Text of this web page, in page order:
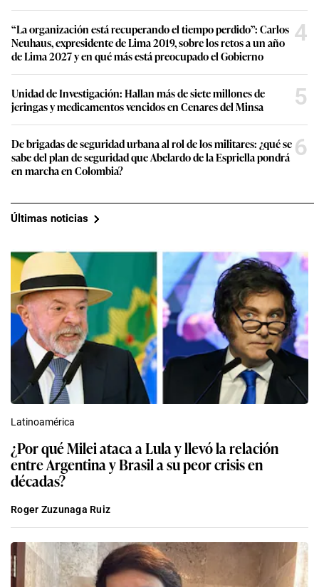
“La organización está recuperando el tiempo perdido”: Carlos
Neuhaus, expresidente de Lima 2019, sobre los retos a un año
de Lima 2027 y en qué más está preocupado el Gobierno
4
Unidad de Investigación: Hallan más de siete millones de
jeringas y medicamentos vencidos en Cenares del Minsa
5
De brigadas de seguridad urbana al rol de los militares: ¿qué se
sabe del plan de seguridad que Abelardo de la Espriella pondrá
en marcha en Colombia?
6
Últimas noticias
Latinoamérica
¿Por qué Milei ataca a Lula y llevó la relación
entre Argentina y Brasil a su peor crisis en
décadas?
Roger Zuzunaga Ruiz